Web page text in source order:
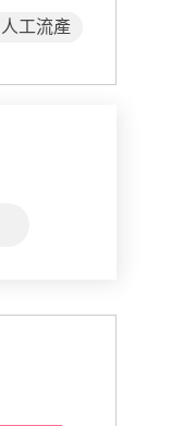
人工流產